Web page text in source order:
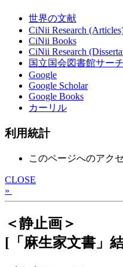
世界の文献
CiNii Research
CiNii Books
CiNii Research
国立国会図書館サーチ
Google
Google Scholar
Google Books
カーリル
利用統計
このページへのアク
CLOSE
»
＜静止画＞
[「麻生家文書」